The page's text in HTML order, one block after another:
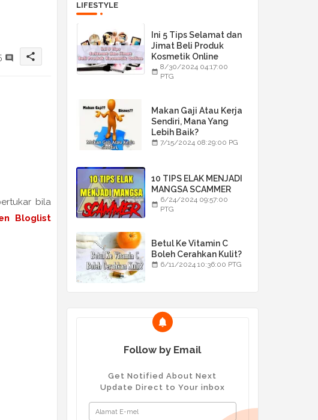
share
bila
Bloglist
LIFESTYLE
Ini 5 Tips Selamat dan
Jimat Beli Produk
Kosmetik Online
8/30/2024 04:17:00
PTG
Makan Gaji Atau Kerja
Sendiri, Mana Yang
Lebih Baik?
7/15/2024 08:29:00 PG
10 TIPS ELAK MENJADI
MANGSA SCAMMER
6/24/2024 09:57:00
PTG
Betul Ke Vitamin C
Boleh Cerahkan Kulit?
6/11/2024 10:36:00 PTG
Follow by Email
Get Notified About Next
Update Direct to Your inbox